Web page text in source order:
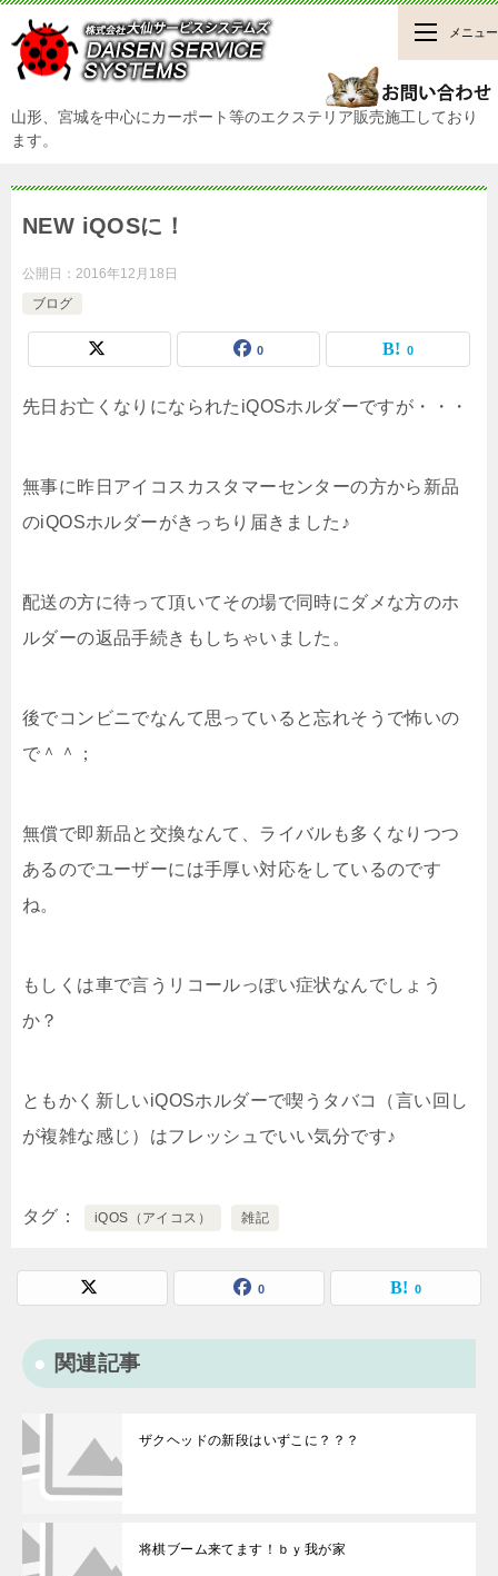
山形、宮城を中心にカーポート等のエクステリア販売施工しており
ます。
メニュー
NEW iQOSに！
公開日： 2016年12月18日
ブログ
0 0
先日お亡くなりになられたiQOSホルダーですが・・・
無事に昨日アイコスカスタマーセンターの方から新品
のiQOSホルダーがきっちり届きました♪
配送の方に待って頂いてその場で同時にダメな方のホ
ルダーの返品手続きもしちゃいました。
後でコンビニでなんて思っていると忘れそうで怖いの
で＾＾；
無償で即新品と交換なんて、ライバルも多くなりつつ
あるのでユーザーには手厚い対応をしているのです
ね。
もしくは車で言うリコールっぽい症状なんでしょう
か？
ともかく新しいiQOSホルダーで喫うタバコ（言い回し
が複雑な感じ）はフレッシュでいい気分です♪
タグ iQOS（アイコス） 雑記
0 0
関連記事
ザクヘッドの新段はいずこに？？？
将棋ブーム来てます！ｂｙ我が家